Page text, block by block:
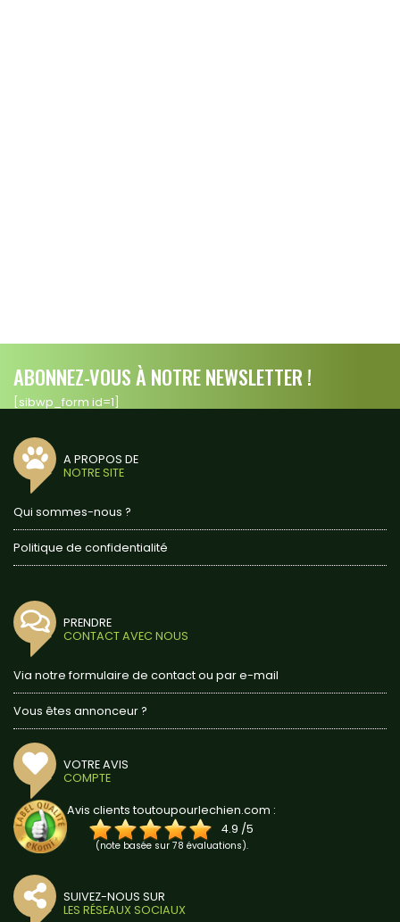
ABONNEZ-VOUS À NOTRE NEWSLETTER !
[sibwp_form id=1]
A PROPOS DE
NOTRE SITE
Qui sommes-nous ?
Politique de confidentialité
PRENDRE
CONTACT AVEC NOUS
Via notre formulaire de contact ou par e-mail
Vous êtes annonceur ?
VOTRE AVIS
COMPTE
Avis clients toutoupourlechien.com :
4.9 /5
(note basée sur 78 évaluations).
SUIVEZ-NOUS SUR
LES RÉSEAUX SOCIAUX